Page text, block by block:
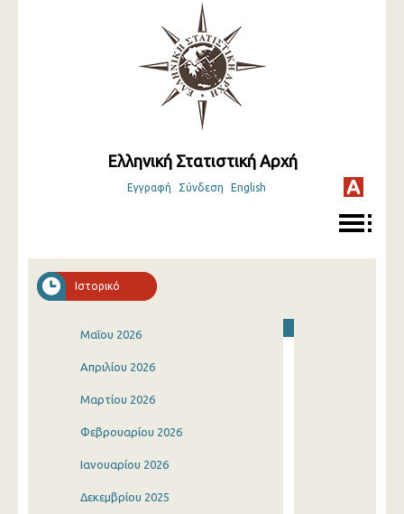
Ελληνική Στατιστική Αρχή
Εγγραφή Σύνδεση English
Ιστορικό
Μαΐου 2026
Απριλίου 2026
Μαρτίου 2026
Φεβρουαρίου 2026
Ιανουαρίου 2026
Δεκεμβρίου 2025